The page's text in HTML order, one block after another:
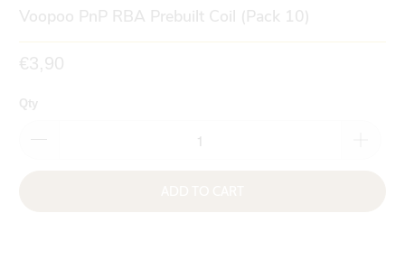
Voopoo PnP RBA Prebuilt Coil (Pack 10)
€3,90
Qty